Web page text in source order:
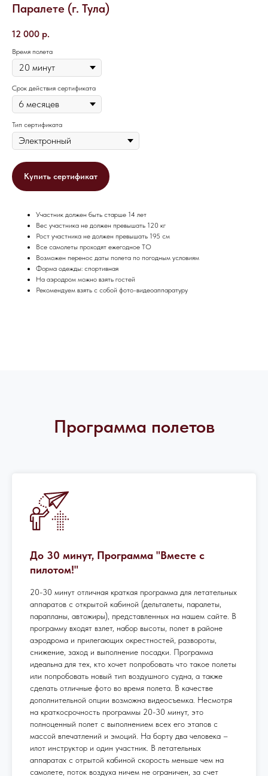
Паралете (г. Тула)
12 000 р.
Время полета
Срок действия сертификата
Тип сертификата
Купить сертификат
Участник должен быть старше 14 лет
Вес участника не должен превышать 120 кг
Рост участника не должен превышать 195 см
Все самолеты проходят ежегодное ТО
Возможен перенос даты полета по погодным условиям
Форма одежды: спортивная
На аэродром можно взять гостей
Рекомендуем взять с собой фото-видеоаппаратуру
Программа полетов
До 30 минут, Программа "Вместе с
пилотом!"
20-30 минут отличная краткая программа для летательных
аппаратов с открытой кабиной (дельталеты, паралеты,
парапланы, автожиры), представленных на нашем сайте. В
программу входят взлет, набор высоты, полет в районе
аэродрома и прилегающих окрестностей, развороты,
снижение, заход и выполнение посадки. Программа
идеальна для тех, кто хочет попробовать что такое полеты
или попробовать новый тип воздушного судна, а также
сделать отличные фото во время полета. В качестве
дополнительной опции возможна видеосъемка. Несмотря
на краткосрочность программы 20-30 минут, это
полноценный полет с выполнением всех его этапов с
массой впечатлений и эмоций. На борту два человека –
илот инструктор и один участник. В летательных
аппаратах с отрытой кабиной скорость меньше чем на
самолете, поток воздуха ничем не ограничен, за счет